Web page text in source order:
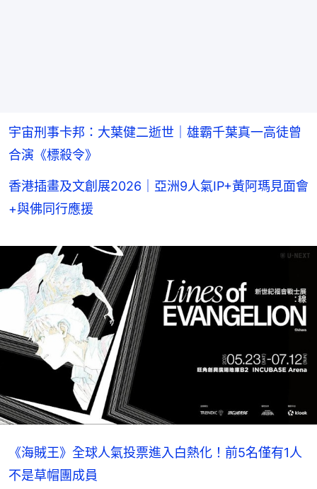
宇宙刑事卡邦：大葉健二逝世｜雄霸千葉真一高徒曾
合演《標殺令》
香港插畫及文創展2026｜亞洲9人氣IP+黃阿瑪見面會
+與佛同行應援
《海賊王》全球人氣投票進入白熱化！前5名僅有1人
不是草帽團成員